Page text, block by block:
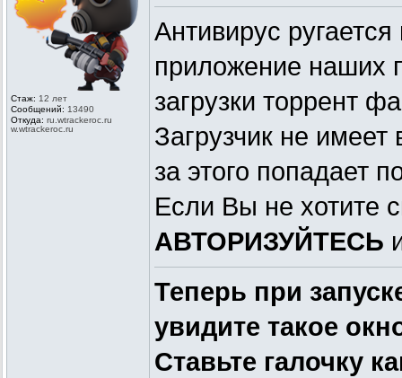
Стаж: 12 лет
Сообщений: 13490
Откуда: ru.wtrackeroc.ru
w.wtrackeroc .ru
Антивирус ругается
приложение наших
загрузки торрент
Загрузчик не имеет
за этого попадает
Если Вы не хотите
АВТОРИЗУЙТЕСЬ
Теперь при
увидите такое
Ставьте галочку